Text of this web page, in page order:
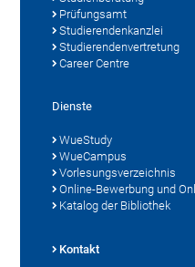
Prüfungsamt
Studierendenkanzlei
Studierendenvertretung
Career Centre
Dienste
WueStudy
WueCampus
Vorlesungsverzeichnis
Online-Bewerbung und
Katalog der Bibliothek
Kontakt